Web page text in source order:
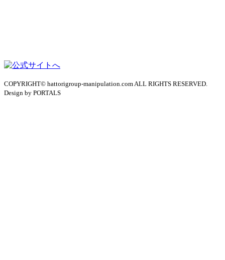
COPYRIGHT© hattorigroup-manipulation.com ALL RIGHTS RESERVED.
Design by PORTALS